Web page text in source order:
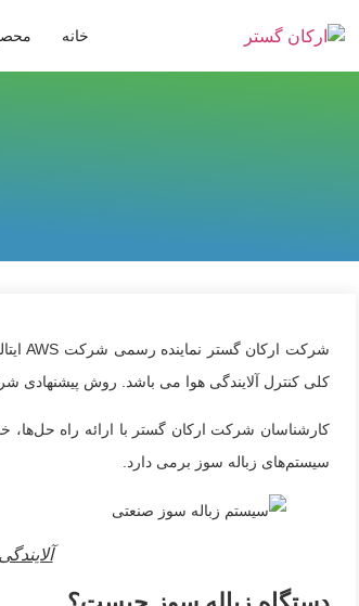
خانه
شرکت ارکان گستر نماینده رسمی شرکت AWS ایتالیا با بهره گیری از دانش روز قادر به طراحی و
کلی کنترل آلایندگی هوا می باشد. روش پیشنهادی
کارشناسان شرکت ارکان گستر با ارائه راه حل‌ها،
سیستم‌های زباله سوز برمی دارد.